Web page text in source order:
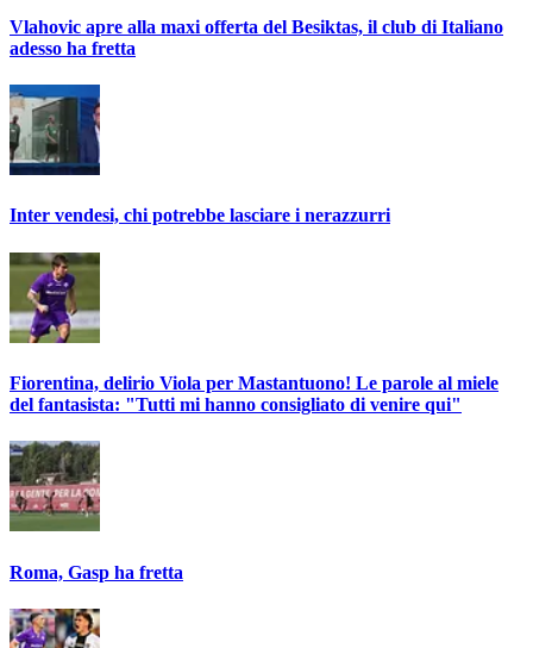
Vlahovic apre alla maxi offerta del Besiktas, il club di Italiano
adesso ha fretta
Inter vendesi, chi potrebbe lasciare i nerazzurri
Fiorentina, delirio Viola per Mastantuono! Le parole al miele
del fantasista: "Tutti mi hanno consigliato di venire qui"
Roma, Gasp ha fretta